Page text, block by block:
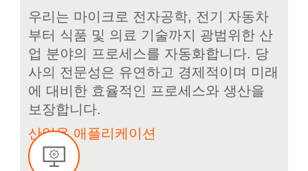
우리는 마이크로 전자공학, 전기 자동차
부터 식품 및 의료 기술까지 광범위한 산
업 분야의 프로세스를 자동화합니다. 당
사의 전문성은 유연하고 경제적이며 미래
에 대비한 효율적인 프로세스와 생산을
보장합니다.
산업용 애플리케이션